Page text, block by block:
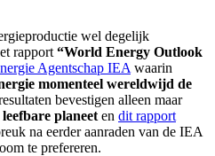
wel degelijk
rapport “World Energy Outlook
Agentschap IEA waarin
momenteel wereldwijd de
bevestigen alleen maar
leefbare planeet en dit rapport
na eerder aanraden van de IEA
te prefereren.